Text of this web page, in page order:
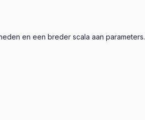
en een breder scala aan parameters.